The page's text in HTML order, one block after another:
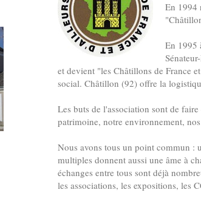
En 1994
En 1995
et devient "les Châtillons de France
social. Châtillon (92) offre la
Les buts de l'association sont de
patrimoine, notre environnement,
Nous avons tous un point commun :
multiples donnent aussi une âme à
échanges entre tous sont déjà
les associations, les expositions, les